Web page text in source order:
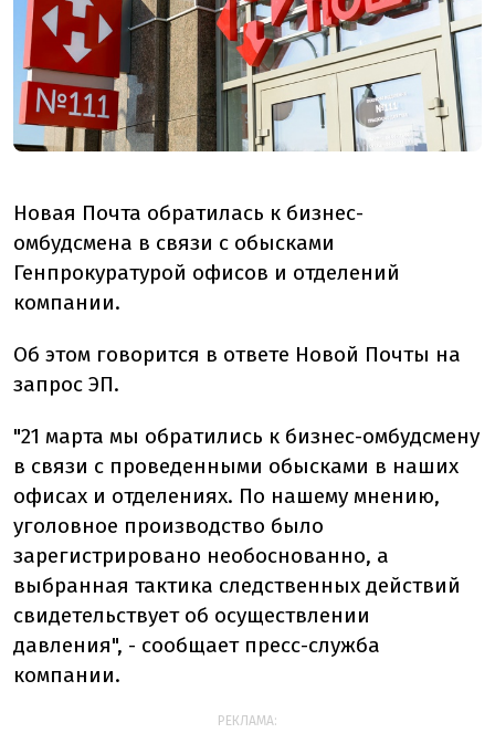
Новая Почта обратилась к бизнес-
омбудсмена в связи с обысками
Генпрокуратурой офисов и отделений
компании.
Об этом говорится в ответе Новой Почты на
запрос ЭП.
"21 марта мы обратились к бизнес-омбудсмену
в связи с проведенными обысками в наших
офисах и отделениях. По нашему мнению,
уголовное производство было
зарегистрировано необоснованно, а
выбранная тактика следственных действий
свидетельствует об осуществлении
давления", - сообщает пресс-служба
компании.
РЕКЛАМА: